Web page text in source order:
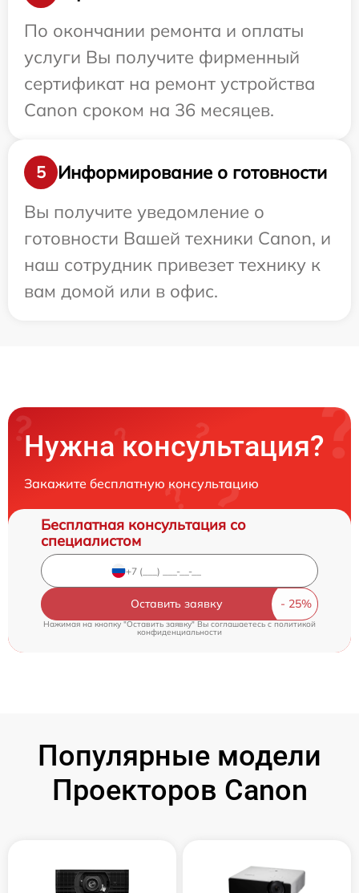
По окончании ремонта и оплаты
услуги Вы получите фирменный
сертификат на ремонт устройства
Canon сроком на 36 месяцев.
5
Информирование о готовности
Вы получите уведомление о
готовности Вашей техники Canon, и
наш сотрудник привезет технику к
вам домой или в офис.
Нужна консультация?
Закажите бесплатную консультацию
Бесплатная консультация со
специалистом
Оставить заявку
Нажимая на кнопку "Оставить заявку" Вы соглашаетесь cполитикой
конфиденциальности
Популярные модели
Проекторов Canon